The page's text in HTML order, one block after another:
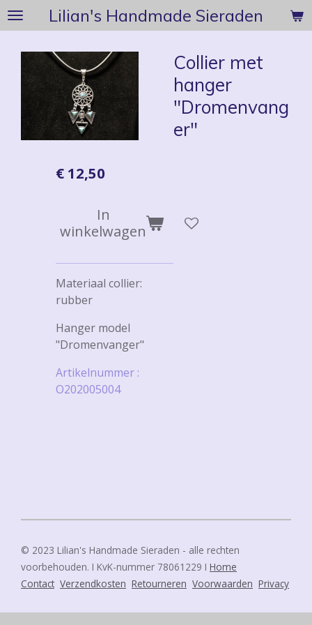
Ga
direct
hoofdinhoud
Lilian's Handmade Sieraden
Collier met
hanger
"Dromenvang
er"
€ 12,50
In
winkelwagen
Materiaal collier:
rubber
Hanger model
"Dromenvanger"
Artikelnummer :
O202005004
© 2023 Lilian's Handmade Sieraden - alle rechten
voorbehouden. I KvK-nummer 78061229 I Home
Contact Verzendkosten Retourneren Voorwaarden Privacy